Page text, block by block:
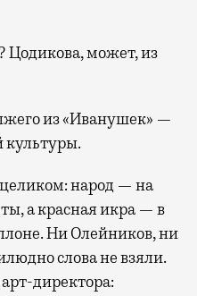
Цодикова, может, из
из «Иванушек» —
культуры.
народ — на
а красная икра — в
Ни Олейников, ни
слова не взяли.
директора: